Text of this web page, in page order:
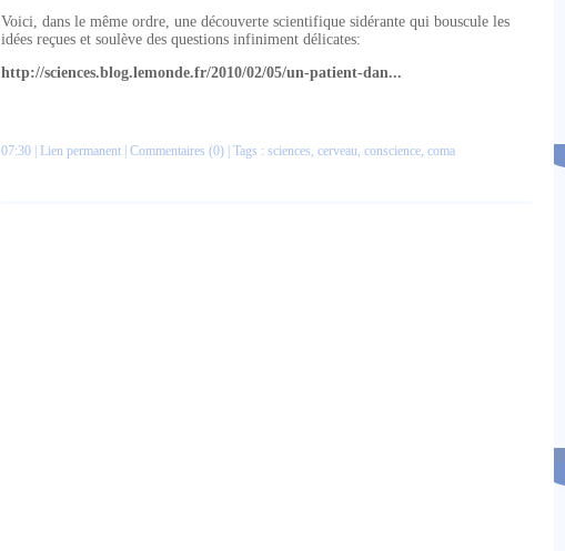
Voici, dans le même ordre, une découverte scientifique sidérante qui bouscule les
idées reçues et soulève des questions infiniment délicates:
http://sciences.blog.lemonde.fr/2010/02/05/un-patient-dan...
07:30 | Lien permanent Commentaires (0) | Tags : sciences, cerveau, conscience, coma